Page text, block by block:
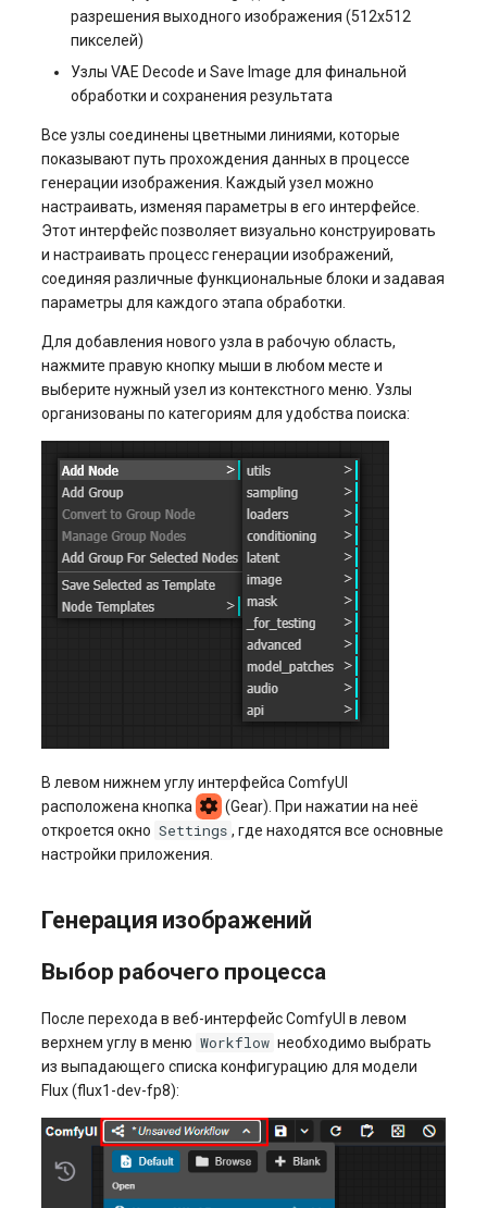
разрешения выходного изображения (512x512
пикселей)
Узлы VAE Decode и Save Image для финальной
обработки и сохранения результата
Все узлы соединены цветными линиями, которые
показывают путь прохождения данных в процессе
генерации изображения. Каждый узел можно
настраивать, изменяя параметры в его интерфейсе.
Этот интерфейс позволяет визуально конструировать
и настраивать процесс генерации изображений,
соединяя различные функциональные блоки и задавая
параметры для каждого этапа обработки.
Для добавления нового узла в рабочую область,
нажмите правую кнопку мыши в любом месте и
выберите нужный узел из контекстного меню. Узлы
организованы по категориям для удобства поиска:
В левом нижнем углу интерфейса ComfyUI
расположена кнопка
(Gear). При нажатии на неё
откроется окно Settings , где находятся все основные
настройки приложения.
Генерация изображений
Выбор рабочего процесса
После перехода в веб-интерфейс ComfyUI в левом
верхнем углу в меню Workflow необходимо выбрать
из выпадающего списка конфигурацию для модели
Flux (flux1-dev-fp8):